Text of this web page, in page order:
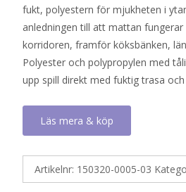
fukt, polyestern för mjukheten i
anledningen till att mattan
korridoren, framför köksbänken,
Polyester och polypropylen med
upp spill direkt med fuktig trasa
Läs mera & köp
Artikelnr: 150320-0005-03